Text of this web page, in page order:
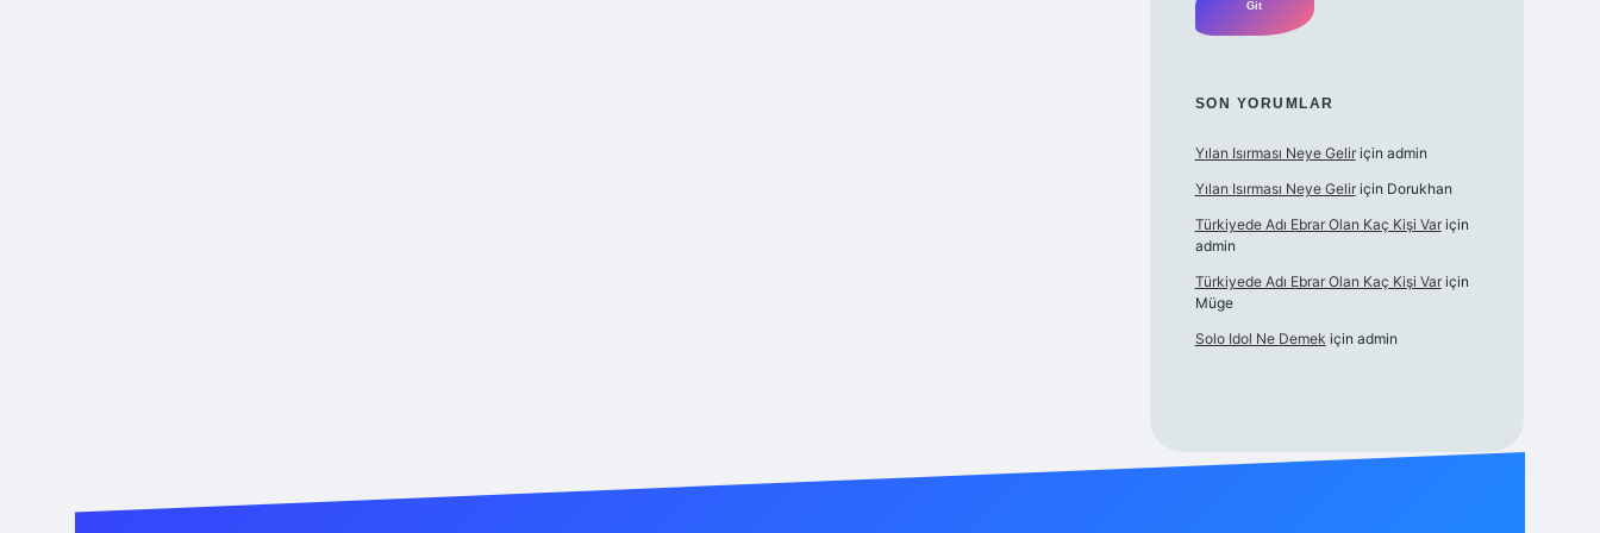
SON YORUMLAR
Yılan Isırması Neye Geliriçin admin
Yılan Isırması Neye Geliriçin Dorukhan
Türkiyede Adı Ebrar Olan Kaç Kişi Variçin
admin
Türkiyede Adı Ebrar Olan Kaç Kişi Variçin
Müge
Solo Idol Ne Demek için admin